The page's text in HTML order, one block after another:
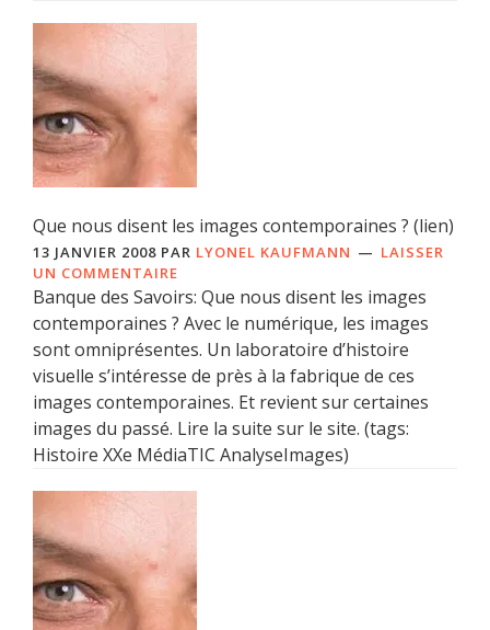
Que nous disent les images contemporaines ? (lien)
13 JANVIER 2008 PAR LYONEL KAUFMANN
LAISSER
UN COMMENTAIRE
Banque des Savoirs: Que nous disent les images
contemporaines ? Avec le numérique, les images
sont omniprésentes. Un laboratoire d’histoire
visuelle s’intéresse de près à la fabrique de ces
images contemporaines. Et revient sur certaines
images du passé. Lire la suite sur le site. (tags:
Histoire XXe MédiaTIC AnalyseImages)